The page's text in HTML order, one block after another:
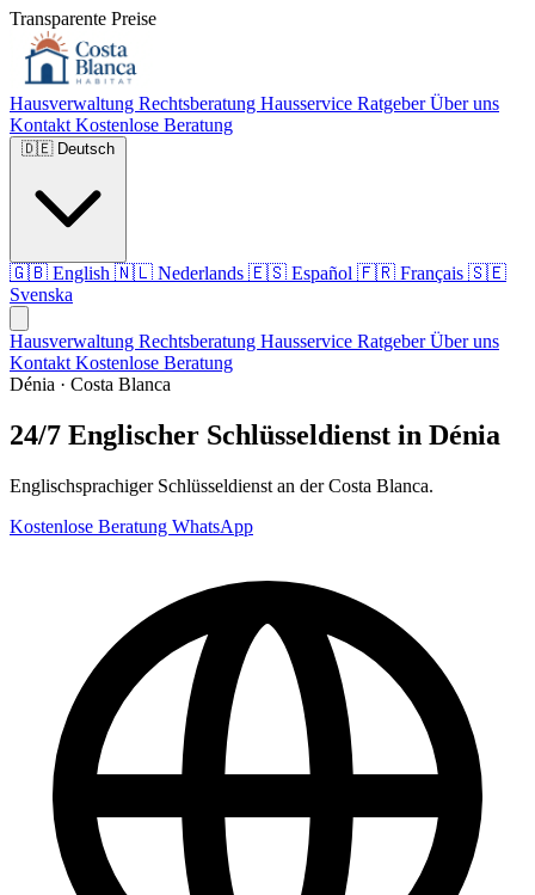
Transparente Preise
Hausverwaltung Rechtsberatung Hausservice RatgeberÜber uns
Kontakt Kostenlose Beratung
🇩🇪 Deutsch
🇬🇧 English 🇳🇱 Nederlands 🇪🇸 Español 🇫🇷 Français 🇸🇪
Svenska
Hausverwaltung Rechtsberatung Hausservice RatgeberÜber uns
Kontakt Kostenlose Beratung
Dénia · Costa Blanca
24/7 Englischer Schlüsseldienst in Dénia
Englischsprachiger Schlüsseldienst an der Costa Blanca.
Kostenlose Beratung WhatsApp